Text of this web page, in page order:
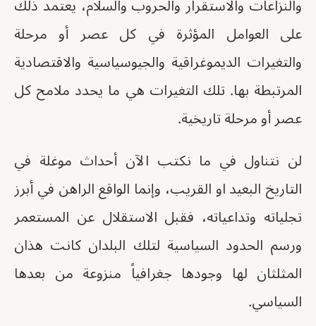
والنزاعات والاستقرار والحروب والسلام، يعتمد ذلك
على العوامل المؤثرة في كل عصر أو مرحلة
والتغيرات الديموغراقية والجيوسياسية والاقتصادية
المرتبطة بها. تلك التغيرات هي ما يحدد ملامح كل
عصر أو مرحلة تاريخية.
لن نتناول في ما نكتب الآن أحداث موغلة في
التاريخ البعيد او القريب، وإنما الواقع الراهن في أبرز
تجلياته وتداعياته، فقبل الاستقلال عن المستعمر
ورسم الحدود السياسية لتلك البلدان كانت هذان
المثلثان لها وجودها جغرافياً منزوعة من بعدها
السياسي.